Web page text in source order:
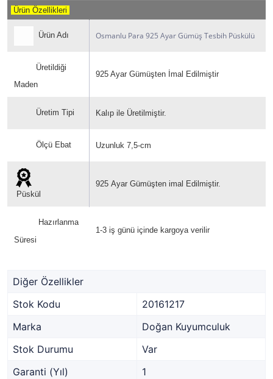
Ürün Özellikleri
Ürün Adı Osmanlu Para 925 Ayar Gümüş Tesbih Püskülü
Üretildiği
Maden
925 Ayar Gümüşten İmal Edilmiştir
Üretim Tipi Kalıp ile Üretilmiştir.
Ölçü Ebat Uzunluk 7,5-cm
Püskül
925 Ayar Gümüşten imal Edilmiştir.
Hazırlanma
Süresi
1-3 iş günü içinde kargoya verilir
Diğer Özellikler
Stok Kodu
20161217
Marka
Doğan Kuyumculuk
Stok Durumu
Var
Garanti (Yıl)
1